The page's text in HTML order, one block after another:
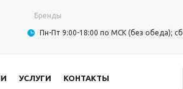
Бренды
Пн-Пт 9:00-18:00 по МСК (без обеда);
УСЛУГИ КОНТАКТЫ